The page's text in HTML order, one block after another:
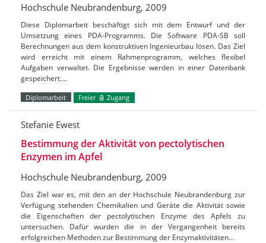
Hochschule Neubrandenburg, 2009
Diese Diplomarbeit beschäftigt sich mit dem Entwurf und der
Umsetzung eines PDA-Programms. Die Software PDA-SB soll
Berechnungen aus dem konstruktiven Ingenieurbau lösen. Das Ziel
wird erreicht mit einem Rahmenprogramm, welches flexibel
Aufgaben verwaltet. Die Ergebnisse werden in einer Datenbank
gespeichert.…
Diplomarbeit Freier Zugang
Stefanie Ewest
Bestimmung der Aktivität von pectolytischen
Enzymen im Apfel
Hochschule Neubrandenburg, 2009
Das Ziel war es, mit den an der Hochschule Neubrandenburg zur
Verfügung stehenden Chemikalien und Geräte die Aktivität sowie
die Eigenschaften der pectolytischen Enzyme des Apfels zu
untersuchen. Dafür wurden die in der Vergangenheit bereits
erfolgreichen Methoden zur Bestimmung der Enzymaktivitäten…